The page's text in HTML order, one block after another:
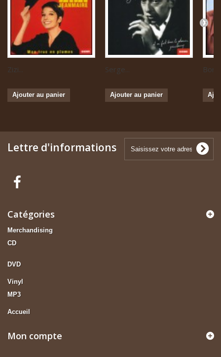
Zizi...
Ajouter au panier
Serge...
Ajouter au panier
Lettre d'informations
Catégories
Merchandising
CD
DVD
Vinyl
MP3
Accueil
Mon compte